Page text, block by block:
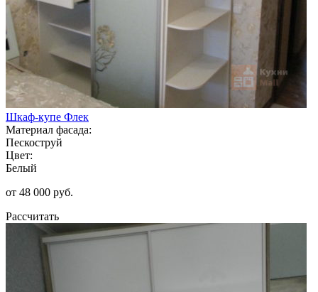
Шкаф-купе Флек
Материал фасада:
Пескоструй
Цвет:
Белый
от 48 000 руб.
Рассчитать